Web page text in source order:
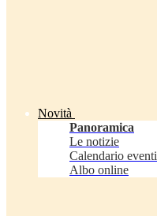
Novità
Panoramica
Le notizie
Calendario eventi
Albo online